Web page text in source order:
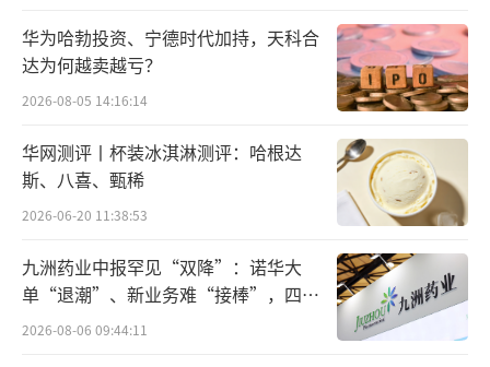
平，同时提升高密度脂蛋白胆固醇（HDL-C）
水平，为血脂管理提供强有力支持。
临床研究显示，瑞舒伐他汀依折麦布片治
疗6周，即可在瑞舒伐他汀10mg的基础上进一
步降低LDL-C 27.02%。与他汀和依折麦布自由
联合（FCT）相比，更能进一步降低LDL-C 1
4%，达标率也显著优于FCT组。此外，该复方
制剂还能较自由联合提升依从性2倍，并显著降
低主要心血管不良事件（MACE）风险42%，为
华为哈勃投资、宁德时代加持，天科合
达为何越卖越亏？
2026-08-05 14:16:14
华网测评丨杯装冰淇淋测评：哈根达
斯、八喜、甄稀
2026-06-20 11:38:53
九洲药业中报罕见“双降”：诺华大
单“退潮”、新业务难“接棒”，四大
难关待闯
2026-08-06 09:44:11